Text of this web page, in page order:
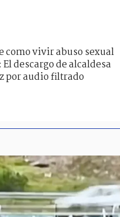
como vivir abuso sexual
descargo de alcaldesa
por audio filtrado